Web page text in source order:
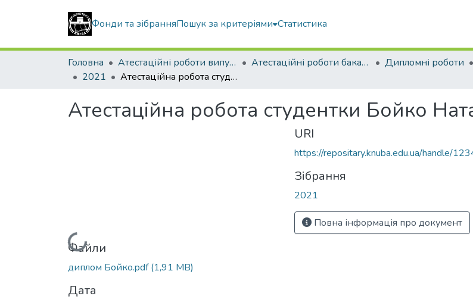
Фонди та зібранняПошук за критеріями Статистика
Головна Атестаційні роботи випускників Атестаційні роботи бакалаврів Дипломні роботи
2021
Атестаційна робота студентки Бойко Наталії Олексіївни
Атестаційна робота студентки Бойко
Вантажиться...
Файли
диплом Бойко.pdf(1,91 MB)
Дата
URI
https://repositary.knuba.edu.ua/handle/
Зібрання
2021
Повна інформація про документ